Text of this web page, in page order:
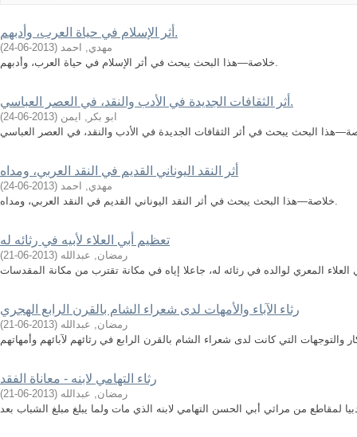
أثر الإسلام في حياة العرب، وأدبهم.
مهدي, احمد (
2013-06-24
)
خلاصة—هذا البحث يبحث في أثر الإسلام في حياة العرب، وأدبهم.
أثر الثقافات الجديدة في الأدب والنقد، في العصر العباسي.
ابو بكر, ايمن (
2013-06-24
)
أثر النقد اليوناني القديم في النقد العربي، ومداه
مهدي, احمد (
2013-06-24
)
خلاصة—هذا البحث يبحث في أثر النقد اليوناني القديم في النقد العربي، ومداه.
تعظيم أبي العلاء لأبيه في رثائه له
رمضان, عبدالله (
2013-06-21
)
المعري لوالده في رثائه له، جاعلا إياه في مكانة تقترب من مكانة المقدسات
رثاء الآباء والأمهات لدى شعراء الشام بالقرن الرابع الهجري
رمضان, عبدالله (
2013-06-21
)
والتوجهات التي كانت لدى شعراء الشام بالقرن الرابع في رثائهم لآبائهم وأمهاتهم
رثاء التهامي لابنه - معاناة الفقد
رمضان, عبدالله (
2013-06-21
)
لمقاطع من مراثي أبي الحسن التهامي لابنه الذي مات ولما يبلغ مبلغ الشباب بعد